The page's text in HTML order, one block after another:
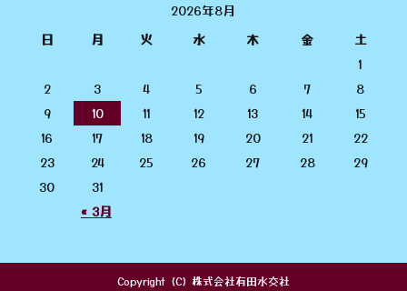
2026年8月
日
月 火 水 木 金 土
« 3月
1
2
3 4 5 6 7
8
9
10 11 12 13 14
15
16
17 18 19 20 21
22
23
24 25 26 27 28
29
30
31
Copyright (C) 株式会社有田水交社